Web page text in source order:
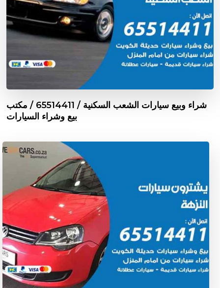
شراء وبيع سيارات الشعب السكنية / 65514411 / مكتب
بيع وشراء السيارات